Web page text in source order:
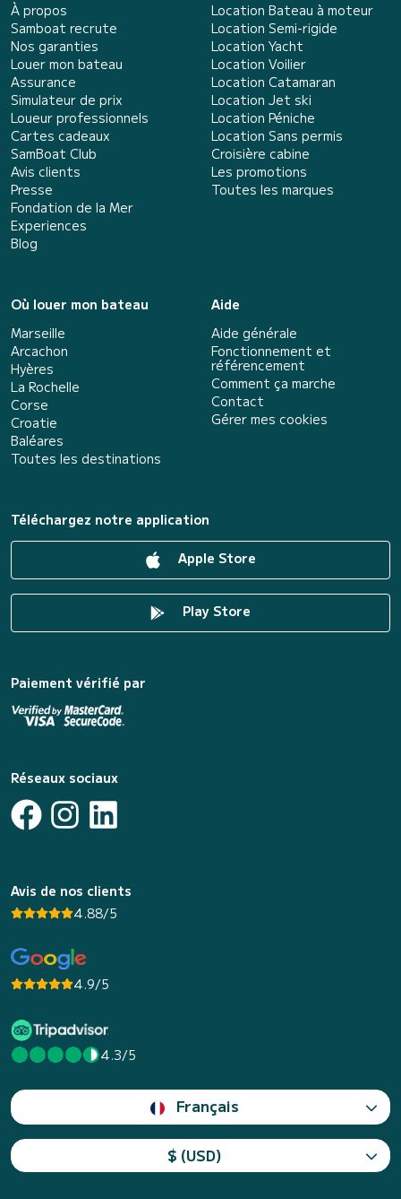
À propos
Samboat recrute
Nos garanties
Louer mon bateau
Assurance
Simulateur de prix
Loueur professionnels
Cartes cadeaux
SamBoat Club
Avis clients
Presse
Fondation de la Mer
Experiences
Blog
Location Bateau à moteur
Location Semi-rigide
Location Yacht
Location Voilier
Location Catamaran
Location Jet ski
Location Péniche
Location Sans permis
Croisière cabine
Les promotions
Toutes les marques
Où louer mon bateau
Marseille
Arcachon
Hyères
La Rochelle
Corse
Croatie
Baléares
Toutes les destinations
Aide
Aide générale
Fonctionnement et
référencement
Comment ça marche
Contact
Gérer mes cookies
Téléchargez notre application
Apple Store
Play Store
Paiement vérifié par
Réseaux sociaux
Avis de nos clients
4.88/5
4.9/5
4.3/5
Français
$ (USD)